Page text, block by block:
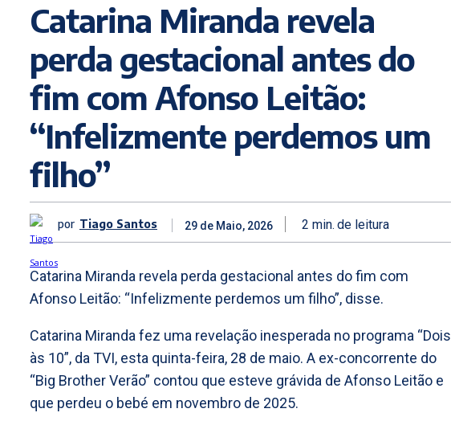
Catarina Miranda revela
perda gestacional antes do
fim com Afonso Leitão:
“Infelizmente perdemos um
filho”
por Tiago Santos 29 de Maio, 2026 2 min. de leitura
Catarina Miranda revela perda gestacional antes do fim com
Afonso Leitão: “Infelizmente perdemos um filho”, disse.
Catarina Miranda fez uma revelação inesperada no programa “Dois
às 10”, da TVI, esta quinta-feira, 28 de maio. A ex-concorrente do
“Big Brother Verão” contou que esteve grávida de Afonso Leitão e
que perdeu o bebé em novembro de 2025.